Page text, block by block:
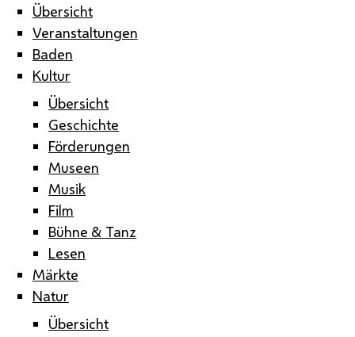
Übersicht
Veranstaltungen
Baden
Kultur
Übersicht
Geschichte
Förderungen
Museen
Musik
Film
Bühne & Tanz
Lesen
Märkte
Natur
Übersicht